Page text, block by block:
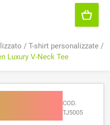
/ T-shirt personalizzate/
Luxury V-Neck Tee
COD.
TJ5005